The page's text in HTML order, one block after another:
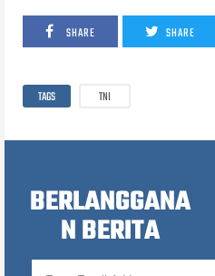
SHARE SHARE
TAGS TNI
BERLANGGANA
N BERITA